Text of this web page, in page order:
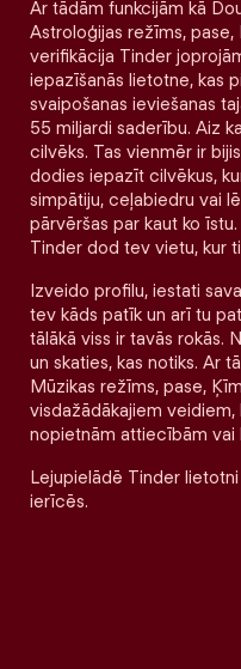
Ar tādām funkcijām kā
Astroloģijas režīms,
verifikācija Tinder
iepazīšanās lietotne, kas
svaipošanas ieviešanas
55 miljardi saderību. Aiz
cilvēks. Tas vienmēr ir
dodies iepazīt cilvēkus,
simpātiju, ceļabiedru vai
pārvēršas par kaut ko
Tinder dod tev vietu, kur
Izveido profilu, iestati
tev kāds patīk un arī tu
tālākā viss ir tavās rokās.
un skaties, kas notiks. Ar
Mūzikas režīms, pase,
visdažādākajiem veidiem,
nopietnām attiecībām vai
Lejupielādē Tinder
ierīcēs.